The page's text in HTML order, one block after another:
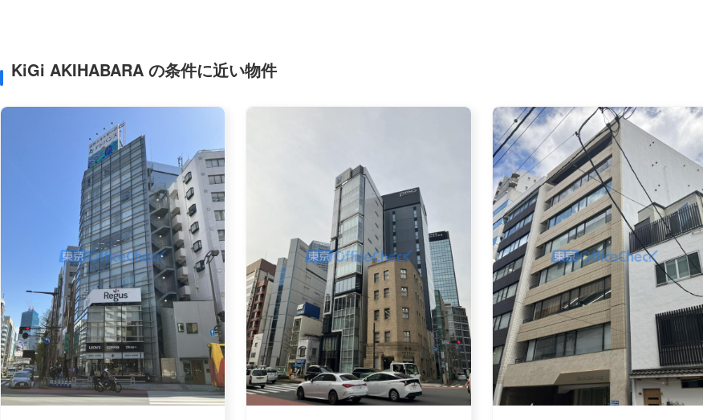
KiGi AKIHABARA の条件に近い物件